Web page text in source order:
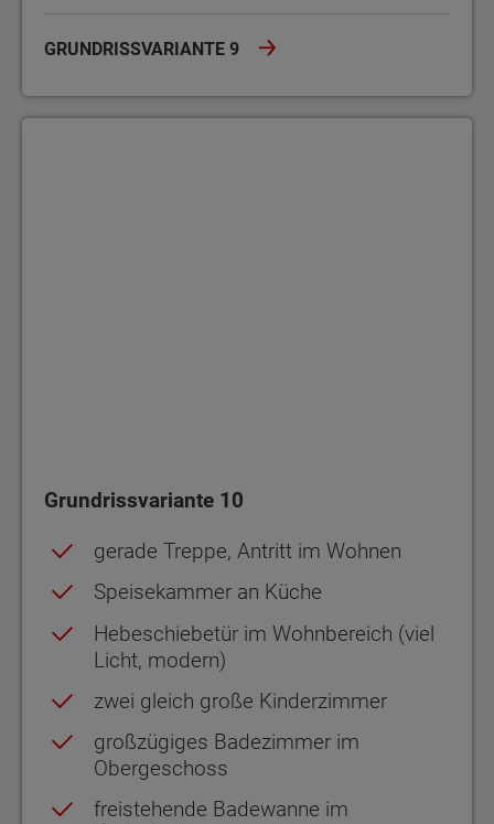
GRUNDRISSVARIANTE 9
Grundrissvariante 10
gerade Treppe, Antritt im Wohnen
Speisekammer an Küche
Hebeschiebetür im Wohnbereich (viel
Licht, modern)
zwei gleich große Kinderzimmer
großzügiges Badezimmer im
Obergeschoss
freistehende Badewanne im